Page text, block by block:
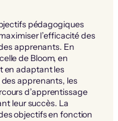
pédagogiques
l’efficacité des
apprenants. En
de Bloom, en
en adaptant les
apprenants, les
d’apprentissage
leur succès. La
objectifs en fonction